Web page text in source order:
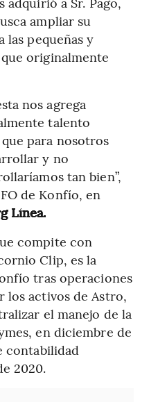
ampliar su
las pequeñas y
originalmente
nos agrega
talento
para nosotros
y no
tan bien”,
de Konfío, en
Línea.
compite con
Clip, es la
tras operaciones
los activos de Astro,
el manejo de la
en diciembre de
contabilidad
2020.